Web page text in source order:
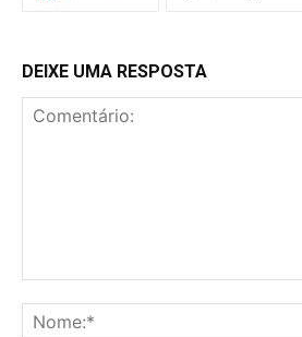
DEIXE UMA RESPOSTA